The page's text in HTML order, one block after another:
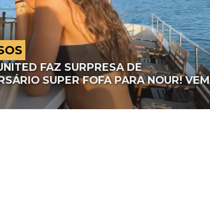
FAZ SURPRESA DE
SUPER FOFA PARA NOUR! VEM